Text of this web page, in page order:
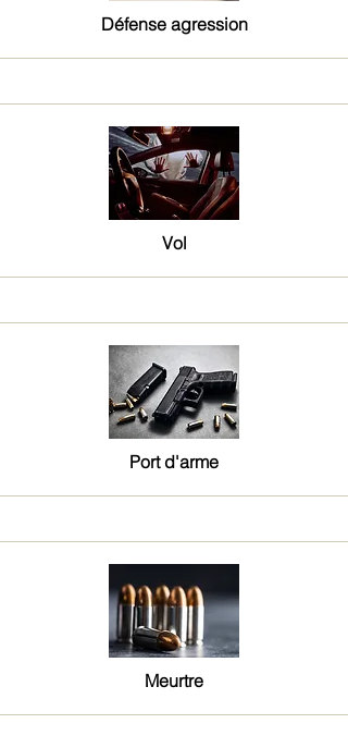
Défense agression
Vol
Port d'arme
Meurtre